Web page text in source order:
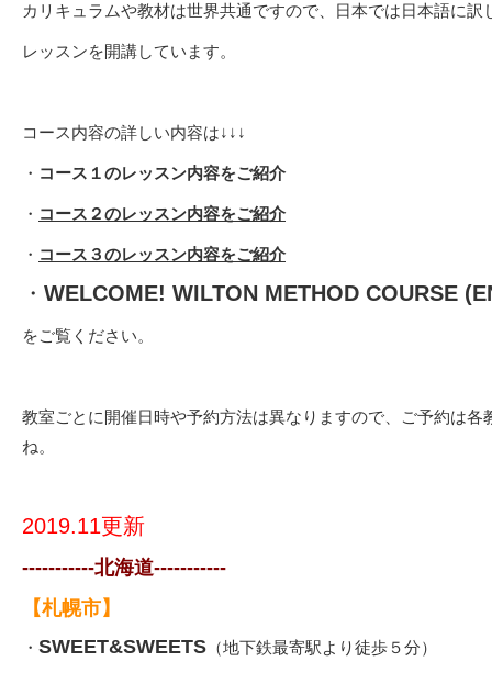
カリキュラムや教材は世界共通ですので、日本では日本語に訳
レッスンを開講しています。
コース内容の詳しい内容は↓↓↓
・ コース１のレッスン内容をご紹介
・ コース２のレッスン内容をご紹介
・ コース３のレッスン内容をご紹介
・ WELCOME! WILTON METHOD COURSE
をご覧ください。
教室ごとに開催日時や予約方法は異なりますので、ご予約は各
ね。
2019.11更新
-----------北海道-----------
【札幌市】
・ SWEET&SWEETS （地下鉄最寄駅より徒歩５分）